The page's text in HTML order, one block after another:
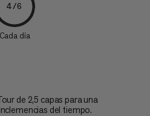
4/6
Cada día
de 2,5 capas para una
del tiempo.